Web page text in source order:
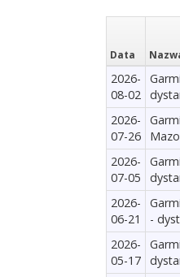
Data
2026-
08-02
2026-
07-26
2026-
07-05
2026-
06-21
-
2026-
05-17